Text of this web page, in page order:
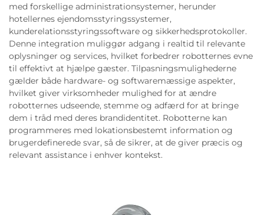
med forskellige administrationsystemer, herunder
hotellernes ejendomsstyringssystemer,
kunderelationsstyringssoftware og sikkerhedsprotokoller.
Denne integration muliggør adgang i realtid til relevante
oplysninger og services, hvilket forbedrer robotternes evne
til effektivt at hjælpe gæster. Tilpasningsmulighederne
gælder både hardware- og softwaremæssige aspekter,
hvilket giver virksomheder mulighed for at ændre
robotternes udseende, stemme og adfærd for at bringe
dem i tråd med deres brandidentitet. Robotterne kan
programmeres med lokationsbestemt information og
brugerdefinerede svar, så de sikrer, at de giver præcis og
relevant assistance i enhver kontekst.